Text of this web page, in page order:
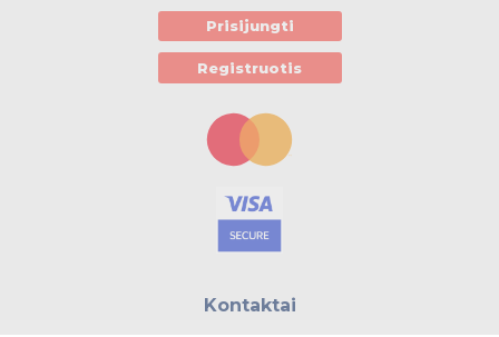
Prisijungti
Registruotis
Kontaktai